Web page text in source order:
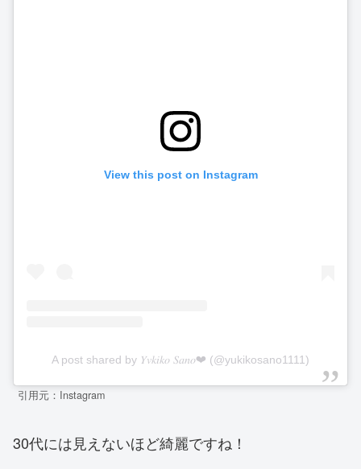
View this post on Instagram
A post shared by 𝑌𝑣𝑘𝑖𝑘𝑜 𝑆𝑎𝑛𝑜❤︎ (@yukikosano1111)
引用元：Instagram
30代には見えないほど綺麗ですね！